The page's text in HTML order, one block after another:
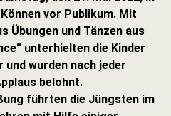
vor Publikum. Mit
Übungen und Tänzen aus
unterhielten die Kinder
und wurden nach jeder
belohnt.
führten die Jüngsten im